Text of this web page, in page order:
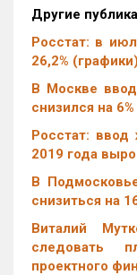
Другие
Росстат: в
26,2% (графики)
В Москве
снизился на 6%
Росстат:
2019 года
В
снизиться на
Виталий
следовать
проектного